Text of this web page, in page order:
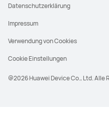
@2026 Huawei Device Co., Ltd.
Datenschutzerklärung
Impressum
Verwendung von Cookies
Cookie Einstellungen